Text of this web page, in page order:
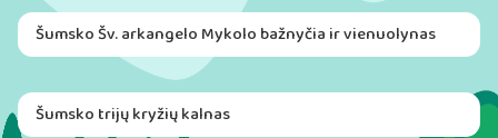
Šumsko Šv. arkangelo Mykolo bažnyčia ir vienuolynas
Šumsko trijų kryžių kalnas